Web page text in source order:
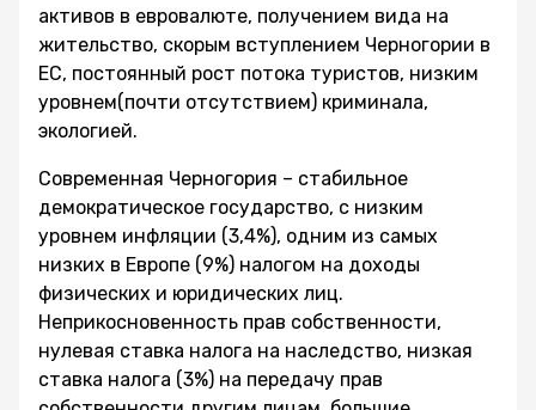
активов в евровалюте, получением вида на
жительство, скорым вступлением Черногории в
ЕС, постоянный рост потока туристов, низким
уровнем(почти отсутствием) криминала,
экологией.
Современная Черногория – стабильное
демократическое государство, с низким
уровнем инфляции (3,4%), одним из самых
низких в Европе (9%) налогом на доходы
физических и юридических лиц.
Неприкосновенность прав собственности,
нулевая ставка налога на наследство, низкая
ставка налога (3%) на передачу прав